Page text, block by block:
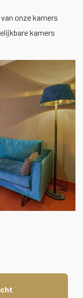
onze kamers
kamers